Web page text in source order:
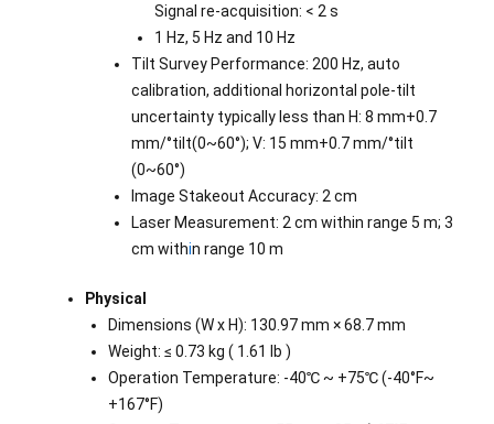
Signal re-acquisition: < 2 s
1 Hz, 5 Hz and 10 Hz
Tilt Survey Performance: 200 Hz, auto
calibration, additional horizontal pole-tilt
uncertainty typically less than H: 8 mm+0.7
mm/°tilt(0~60°); V: 15 mm+0.7 mm/°tilt
(0~60°)
Image Stakeout Accuracy: 2 cm
Laser Measurement: 2 cm within range 5 m; 3
cm within range 10 m
Physical
Dimensions (W x H): 130.97 mm × 68.7 mm
Weight: ≤ 0.73 kg ( 1.61 lb )
Operation Temperature: -40℃ ~ +75℃ (-40°F~
+167°F)